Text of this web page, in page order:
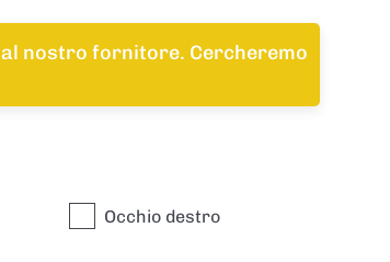
nostro fornitore. Cercheremo
Occhio destro